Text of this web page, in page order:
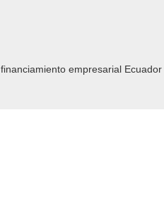
financiamiento empresarial Ecuador